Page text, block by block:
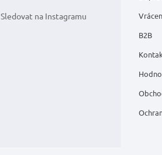
Sledovat na Instagramu
B2B